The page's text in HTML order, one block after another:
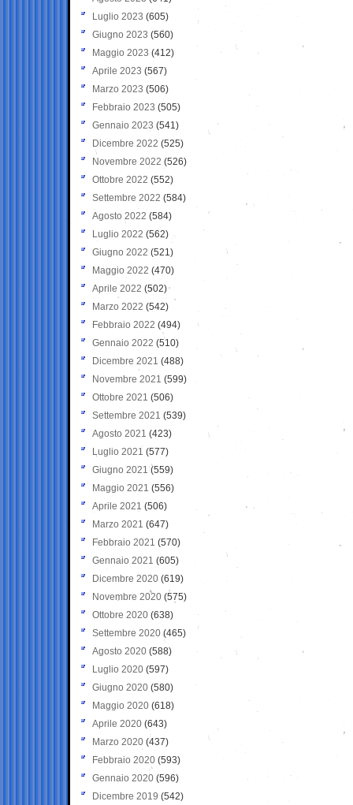
Luglio 2023 (605)
Giugno 2023 (560)
Maggio 2023 (412)
Aprile 2023 (567)
Marzo 2023 (506)
Febbraio 2023 (505)
Gennaio 2023 (541)
Dicembre 2022 (525)
Novembre 2022 (526)
Ottobre 2022 (552)
Settembre 2022 (584)
Agosto 2022 (584)
Luglio 2022 (562)
Giugno 2022 (521)
Maggio 2022 (470)
Aprile 2022 (502)
Marzo 2022 (542)
Febbraio 2022 (494)
Gennaio 2022 (510)
Dicembre 2021 (488)
Novembre 2021 (599)
Ottobre 2021 (506)
Settembre 2021 (539)
Agosto 2021 (423)
Luglio 2021 (577)
Giugno 2021(559)
Maggio 2021 (556)
Aprile 2021 (506)
Marzo 2021 (647)
Febbraio 2021 (570)
Gennaio 2021 (605)
Dicembre 2020 (619)
Novembre 2020 (575)
Ottobre 2020 (638)
Settembre 2020(465)
Agosto 2020 (588)
Luglio 2020 (597)
Giugno 2020 (580)
Maggio 2020 (618)
Aprile 2020 (643)
Marzo 2020 (437)
Febbraio 2020 (593)
Gennaio 2020 (596)
Dicembre 2019 (542)